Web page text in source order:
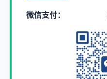
微信支付：